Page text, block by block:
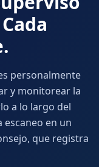
personalmente
y monitorear la
a lo largo del
escaneo en un
que registra